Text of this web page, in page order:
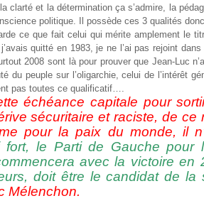
clarté et la détermination ça s’admire, la
politique. Il possède ces 3 qualités
ce que fait celui qui mérite amplement le
quitté en 1983, je ne l’ai pas rejoint
2008 sont là pour prouver que Jean-Luc
du peuple sur l’oligarchie, celui de l’intérêt
pas toutes ce qualificatif….
échéance capitale pour
sécuritaire et raciste, de ce
pour la paix du monde, il
fort, le Parti de Gauche pour
avec la victoire en
doit être le candidat de
Mélenchon.